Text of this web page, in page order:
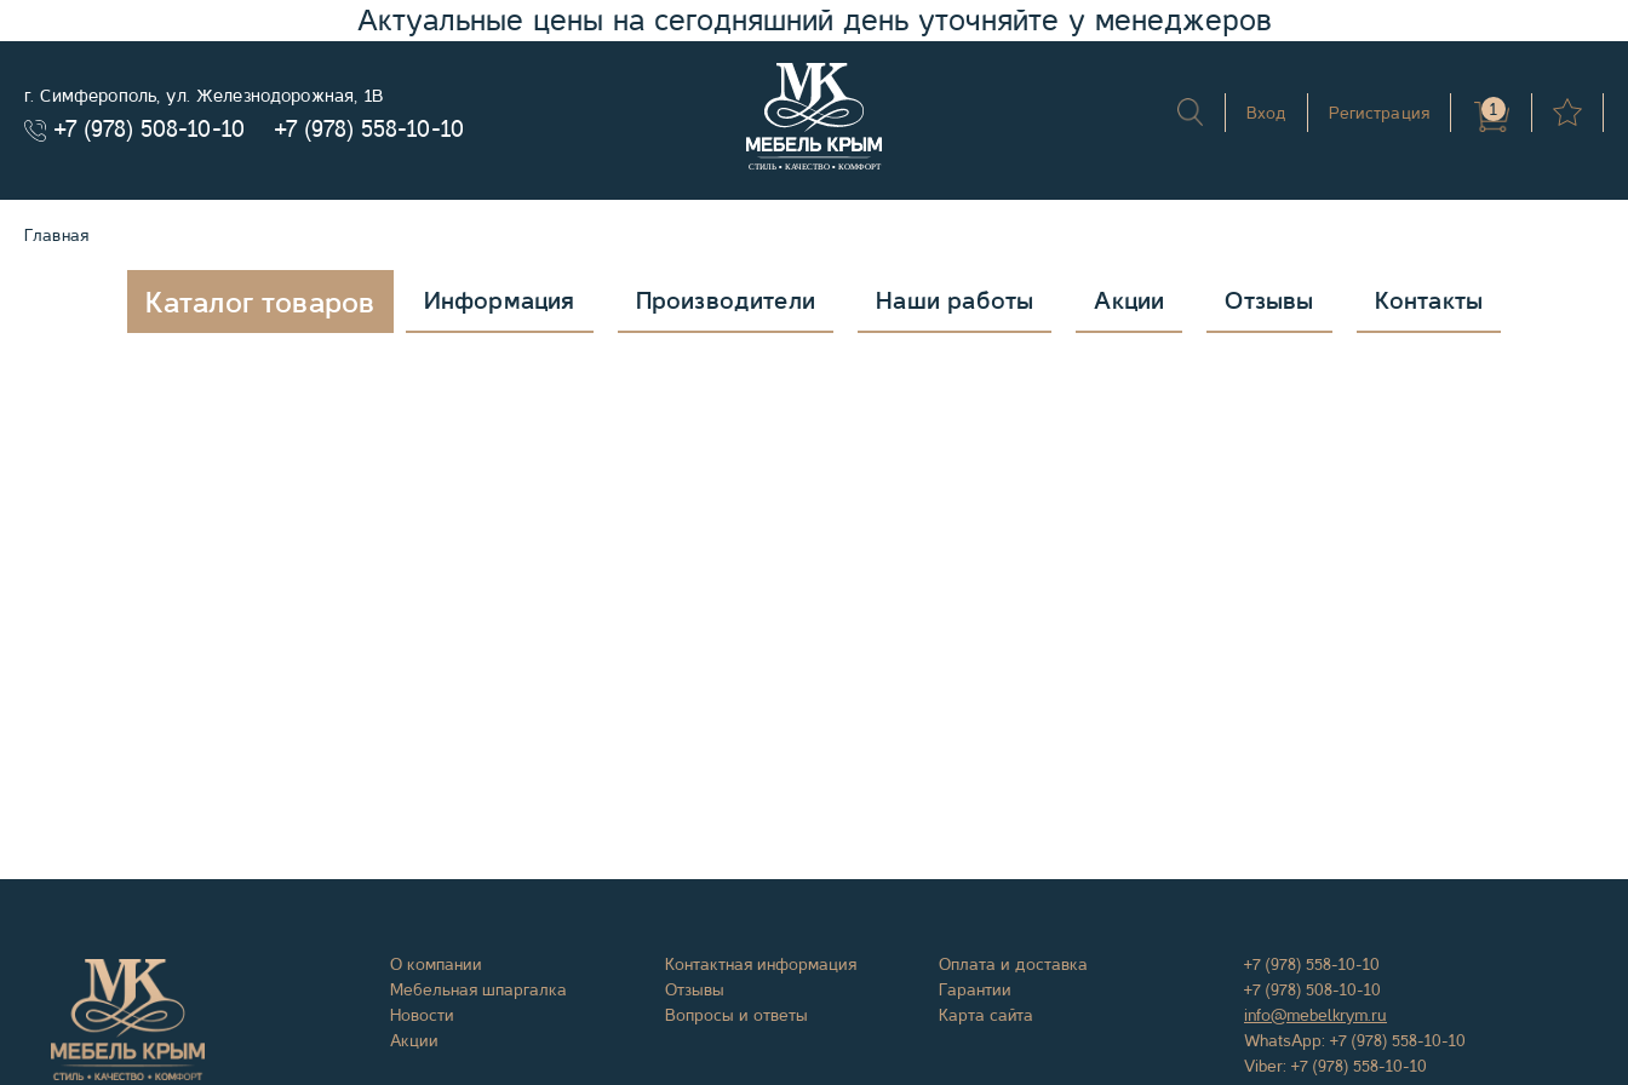
Актуальные цены на сегодняшний день уточняйте у менеджеров
г. Симферополь, ул. Железнодорожная, 1В
+7 (978) 508-10-10 +7 (978) 558-10-10
Вход Регистрация 1
Главная
Каталог товаров Информация Производители Наши работы Акции Отзывы Контакты
О компании
Мебельная шпаргалка
Новости
Акции
Контактная информация
Отзывы
Вопросы и ответы
Оплата и доставка
Гарантии
Карта сайта
+7 (978) 558-10-10
+7 (978) 508-10-10
info@mebelkrym.ru
WhatsApp: +7 (978) 558-10-10
Viber: +7 (978) 558-10-10